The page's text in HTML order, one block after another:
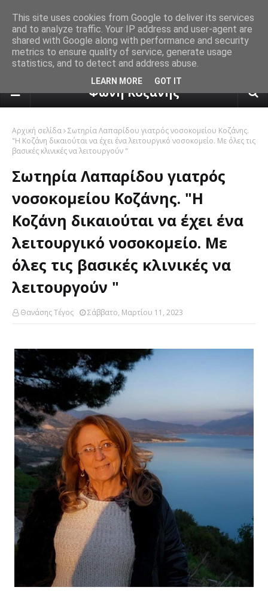
πρόγνωση καιρού από το
Φωνή Κοζάνης
Αρχική σελίδα Σωτηρία Λαπαρίδου γιατρός νοσοκομείου Κοζάνης.
"Η Κοζάνη δικαιούται να έχει ένα λειτουργικό νοσοκομείο. Με όλες τις
βασικές κλινικές να λειτουργούν "
Σωτηρία Λαπαρίδου γιατρός
νοσοκομείου Κοζάνης. "Η
Κοζάνη δικαιούται να έχει ένα
λειτουργικό νοσοκομείο. Με
όλες τις βασικές κλινικές να
λειτουργούν "
Θανάσης Τέγος Σάββατο, Μαρτίου 11, 2023
This site uses cookies from Google to deliver its services
and to analyze traffic. Your IP address and user-agent are
shared with Google along with performance and security
metrics to ensure quality of service, generate usage
statistics, and to detect and address abuse.
LEARN MORE GOT IT